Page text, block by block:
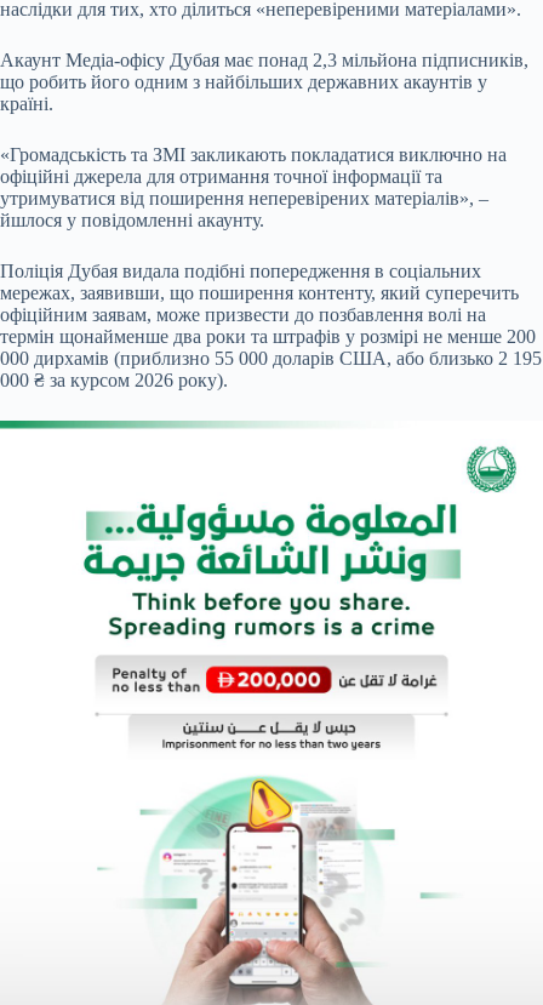
наслідки для тих, хто ділиться «неперевіреними матеріалами».
Акаунт Медіа-офісу Дубая має понад 2,3 мільйона підписників,
що робить його одним з найбільших державних акаунтів у
країні.
«Громадськість та ЗМІ закликають покладатися виключно на
офіційні джерела для отримання точної інформації та
утримуватися від поширення неперевірених матеріалів», –
йшлося у повідомленні акаунту.
Поліція Дубая видала подібні попередження в соціальних
мережах, заявивши, що поширення контенту, який суперечить
офіційним заявам, може призвести до позбавлення волі на
термін щонайменше два роки та штрафів у розмірі не менше 200
000 дирхамів (приблизно 55 000 доларів США, або близько 2 195
000 ₴ за курсом 2026 року).